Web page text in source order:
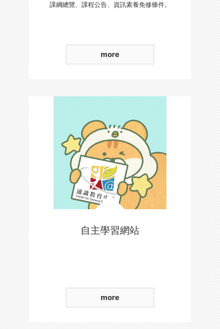
課綱總覽、課程公告、資訊素養免修條件。
more
自主學習網站
more